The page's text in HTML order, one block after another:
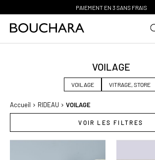
PAIEMENT EN 3 SANS FRAIS
VOILAGE
VOILAGE VITRAGE, STORE
Accueil RIDEAU VOILAGE
VOIR LES FILTRES